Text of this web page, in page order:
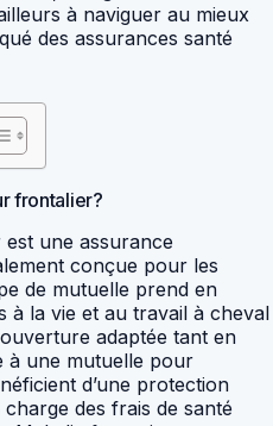
à naviguer au mieux
des assurances santé
frontalier?
une assurance
conçue pour les
de mutuelle prend en
à la vie et au travail à cheval
adaptée tant en
à une mutuelle pour
d’une protection
des frais de santé